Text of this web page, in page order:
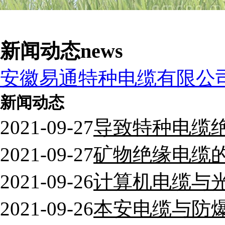
新闻动态news
安徽易通特种电缆有限公
新闻动态
2021-09-27导致特种电缆
2021-09-27矿物绝缘电缆
2021-09-26计算机电缆与
2021-09-26本安电缆与防